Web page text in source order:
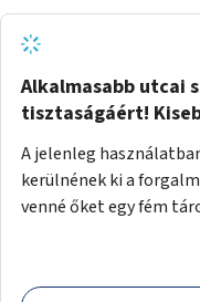
Alkalmasabb utcai
tisztaságáért!
A jelenleg
kerülnének ki a
venné őket egy fém
kukák nyitott tetővel